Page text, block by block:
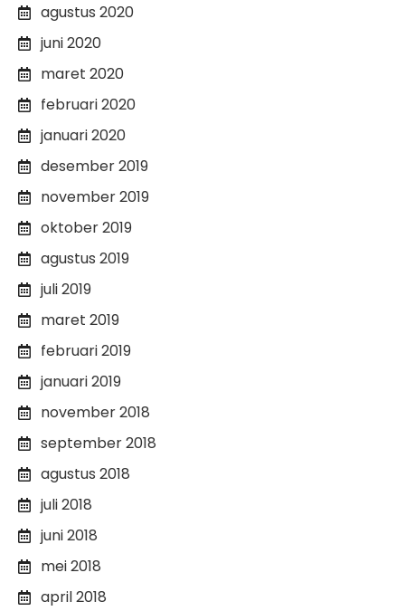
agustus 2020
juni 2020
maret 2020
februari 2020
januari 2020
desember 2019
november 2019
oktober 2019
agustus 2019
juli 2019
maret 2019
februari 2019
januari 2019
november 2018
september 2018
agustus 2018
juli 2018
juni 2018
mei 2018
april 2018